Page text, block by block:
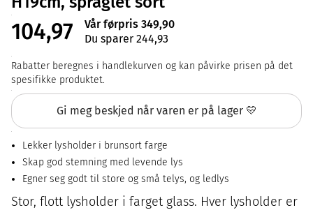
104,97
Vår førpris 349,90
Du sparer 244,93
Rabatter beregnes i handlekurven og kan påvirke prisen på det
spesifikke produktet.
Gi meg beskjed når varen er på lager 💛
Lekker lysholder i brunsort farge
Skap god stemning med levende lys
Egner seg godt til store og små telys, og ledlys
Stor, flott lysholder i farget glass. Hver lysholder er